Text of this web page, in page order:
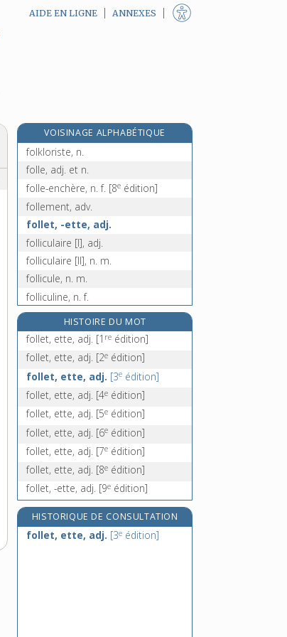
AIDE EN LIGNE ANNEXES
VOISINAGE ALPHABÉTIQUE
folklorique, adj.
folkloriste, n.
folle, adj. et n.
folle-enchère, n. f. [8e édition]
follement, adv.
follet, -ette, adj.
folliculaire [I], adj.
folliculaire [II], n. m.
follicule, n. m.
folliculine, n. f.
folliculite, n. f.
fomentateur, -trice, n.
fomentation, n. f.
fomenteur, -euse, n.
HISTOIRE DU MOT
follet, ette, adj. [1 re édition]
follet, ette, adj. [2e édition]
follet, ette, adj. [3e édition]
follet, ette, adj. [4e édition]
follet, ette, adj. [5e édition]
follet, ette, adj. [6e édition]
follet, ette, adj. [7e édition]
follet, ette, adj. [8e édition]
follet, -ette, adj. [9e édition]
HISTORIQUE DE CONSULTATION
follet, ette, adj. [3e édition]